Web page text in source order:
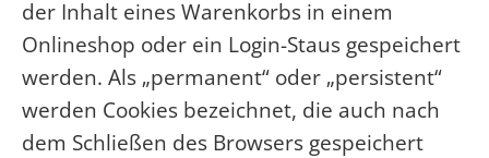
der Inhalt eines Warenkorbs in einem
Onlineshop oder ein Login-Staus gespeichert
werden. Als „permanent“ oder „persistent“
werden Cookies bezeichnet, die auch nach
dem Schließen des Browsers gespeichert